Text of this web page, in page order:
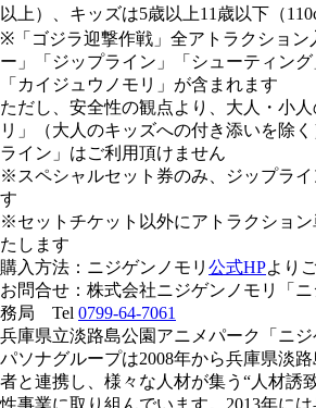
以上）、キッズは5歳以上11歳以下（
※「ゴジラ迎撃作戦」全アトラクション
ー」「ジップライン」「シューティング
「カイジュウノモリ」が含まれます
ただし、安全性の観点より、大人・小
リ」（大人のキッズへの付き添いを除
ライン」はご利用頂けません
※スペシャルセット券のみ、ジップライ
す
※セットチケット以外にアトラクショ
たします
購入方法：ニジゲンノモリ 公式HPより
お問合せ：株式会社ニジゲンノモリ「
務局 Tel 0799-64-7061
兵庫県立淡路島公園アニメパーク「ニ
パソナグループは2008年から兵庫県淡
者と連携し、様々な人材が集う“人材誘
性事業に取り組んでいます。2013年に